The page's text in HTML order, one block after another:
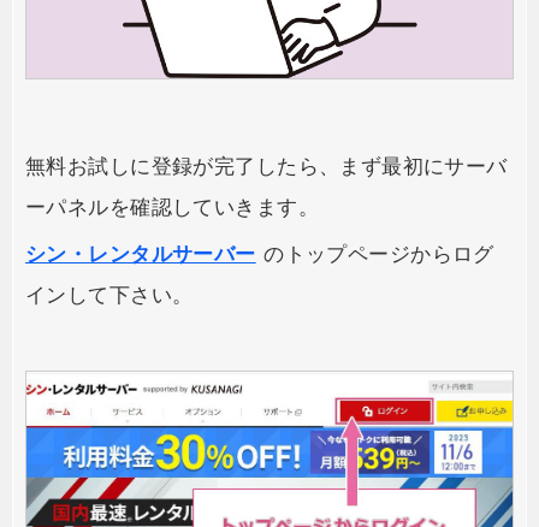
無料お試しに登録が完了したら、まず最初にサーバ
ーパネルを確認していきます。
シン・レンタルサーバー のトップページからログ
インして下さい。